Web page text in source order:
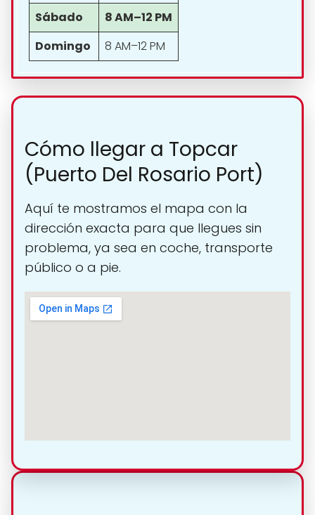
Sábado
8 AM–12 PM
Domingo
8 AM–12 PM
Cómo llegar a Topcar
(Puerto Del Rosario Port)
Aquí te mostramos el mapa con la
dirección exacta para que llegues sin
problema, ya sea en coche, transporte
público o a pie.